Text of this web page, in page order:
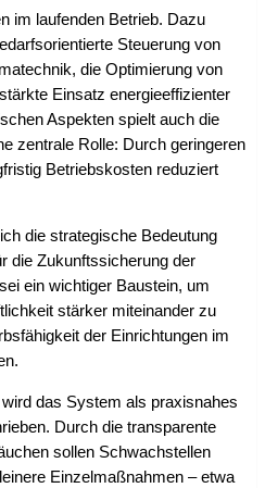
im laufenden Betrieb. Dazu
Steuerung von
die Optimierung von
Einsatz energieeffizienter
Aspekten spielt auch die
zentrale Rolle: Durch geringeren
Betriebskosten reduziert
die strategische Bedeutung
die Zukunftssicherung der
ein wichtiger Baustein, um
stärker miteinander zu
der Einrichtungen im
das System als praxisnahes
Durch die transparente
sollen Schwachstellen
Einzelmaßnahmen – etwa